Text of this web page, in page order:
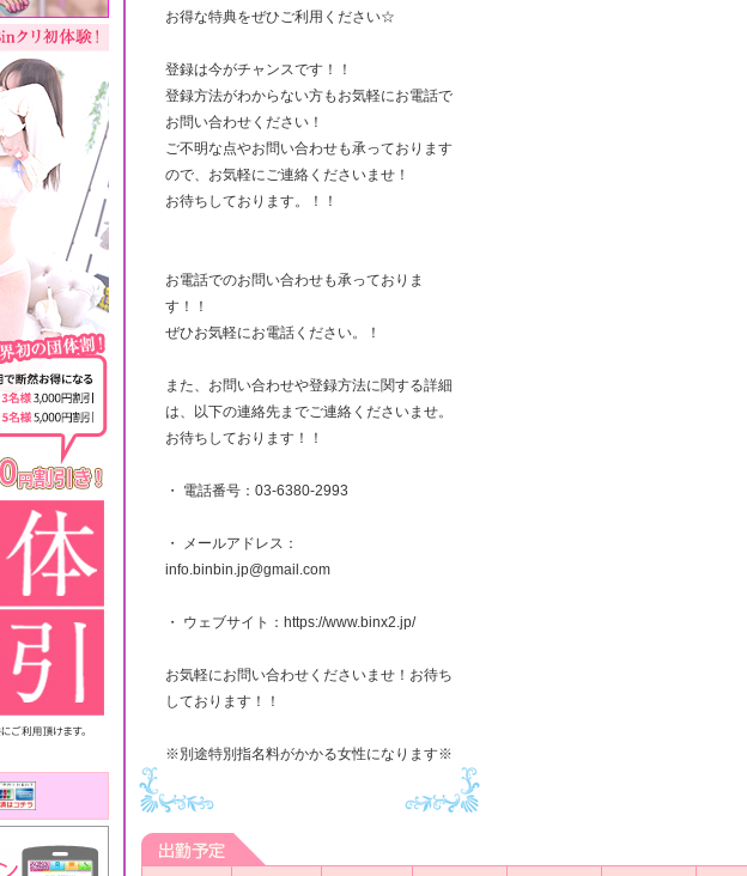
お得な特典をぜひご利用ください☆
登録は今がチャンスです！！
登録方法がわからない方もお気軽にお電話で
お問い合わせください！
ご不明な点やお問い合わせも承っております
ので、お気軽にご連絡くださいませ！
お待ちしております。！！
お電話でのお問い合わせも承っておりま
す！！
ぜひお気軽にお電話ください。！
また、お問い合わせや登録方法に関する詳細
は、以下の連絡先までご連絡くださいませ。
お待ちしております！！
・ 電話番号：03-6380-2993
・ メールアドレス：
info.binbin.jp@gmail.com
・ ウェブサイト：https://www.binx2.jp/
お気軽にお問い合わせくださいませ！お待ち
しております！！
※別途特別指名料がかかる女性になります※